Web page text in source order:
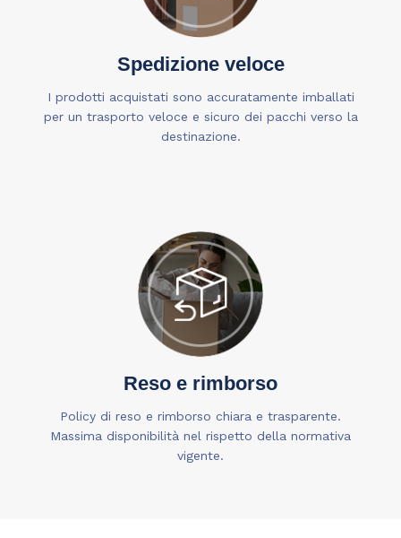
Spedizione veloce
I prodotti acquistati sono accuratamente imballati
per un trasporto veloce e sicuro dei pacchi verso la
destinazione.
Reso e rimborso
Policy di reso e rimborso chiara e trasparente.
Massima disponibilità nel rispetto della normativa
vigente.